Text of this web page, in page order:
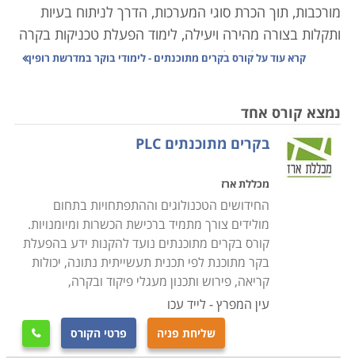
מורכבות, תוך הכרת סוגי המערכות, הדרך לניתוח בעיות
ותקלות בצורה מהירה ויעילה, לימוד הפעלת טכניקות בקרה
שונות ופיקוח על האלמנטים הרבים המרכיבים את המערכת
תהליך בקרה נעשו בעבר באופן ידני, ברמת דיוק פחותה
ותגובה איטית, אשר הקשו על הצורך בשמירת ערכים
קבועים של משתנים כגון לחץ, חום, זרימה, או לחות.
ההתפתחויות הטכנולוגיות הביאו לפיתוח תחום הנדסת
המכשור והבקרה. תחום זה עוסק בתכנון ויישום מערכות
ממוחשבות לבקרת משתנים כמו ספיקה, טמפרטורה, תנאי
אקלים, בקרת נוזלים, מערכות הנעה, משקל, אנרגיה
ורובוטיקה, איסוף נתונים ומעקב אחרי פעילות המערכת
המכשור והבקרה משמשים כיום בתפקיד מרכזי במפעלים
קרא עוד עלקורס בקרים מתוכנתים - לימודי בוקר במדרשת רופין
נמצא קורס אחד
בקרים מתוכנתים PLC
מכללת ארז
החידושים הטכנולוגים וההתפתחויות בתחום
מולידים צורך מתמיד ברכישת הכשרות ומיומנויות.
קורס בקרים מתוכנתים נועד להקנות ידע בהפעלת
בקר מתוכנת לפי תכנית תעשייתית נתונה, יכולות
קריאה, פירוש ותכנון מעגלי פיקוד ובקרה,
עין המפרץ - לייד עכו
שליחת פניה פרטי הקורס 